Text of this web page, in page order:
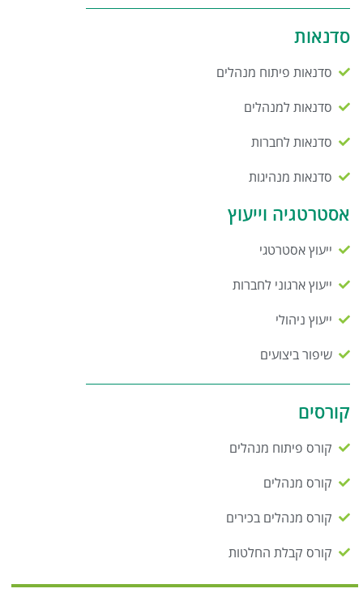
סדנאות
סדנאות פיתוח מנהלים
סדנאות למנהלים
סדנאות לחברות
סדנאות מנהיגות
אסטרטגיה וייעוץ
ייעוץ אסטרטגי
ייעוץ ארגוני לחברות
ייעוץ ניהולי
שיפור ביצועים
קורסים
קורס פיתוח מנהלים
קורס מנהלים
קורס מנהלים בכירים
קורס קבלת החלטות